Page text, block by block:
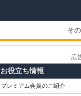
そ
広
お役立ち情報
プレミアム会員のご紹介